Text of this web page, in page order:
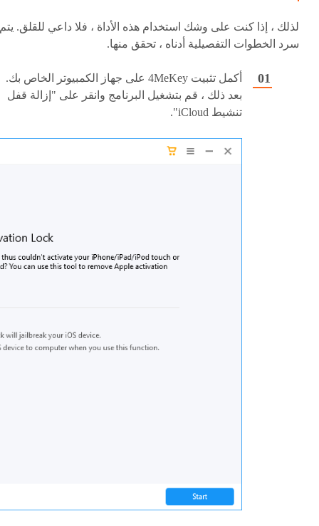
لذلك ، إذا كنت على وشك استخدام هذه الأداة ، فلا داعي للقلق. يتم
سرد الخطوات التفصيلية أدناه ، تحقق منها.
أكمل تثبيت 4MeKey على جهاز الكمبيوتر الخاص بك.
بعد ذلك ، قم بتشغيل البرنامج وانقر على "إزالة قفل
تنشيط iCloud".